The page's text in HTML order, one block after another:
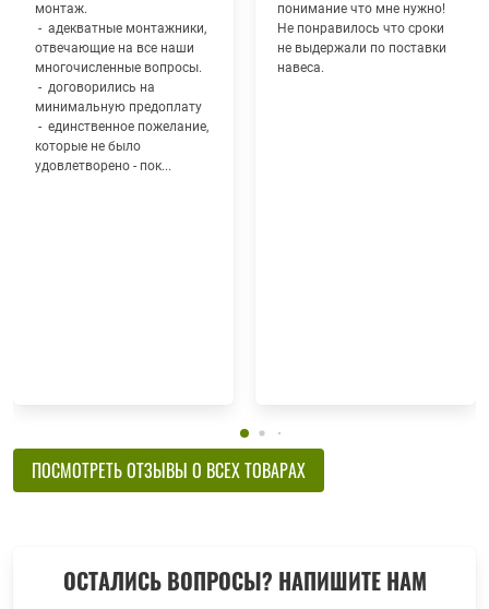
монтаж.
- адекватные монтажники,
отвечающие на все наши
многочисленные вопросы.
- договорились на
минимальную предоплату
- единственное пожелание,
которые не было
удовлетворено - пок...
понимание что мне нужно!
Не понравилось что сроки
не выдержали по поставки
навеса.
ПОСМОТРЕТЬ ОТЗЫВЫ О ВСЕХ ТОВАРАХ
ОСТАЛИСЬ ВОПРОСЫ? НАПИШИТЕ НАМ